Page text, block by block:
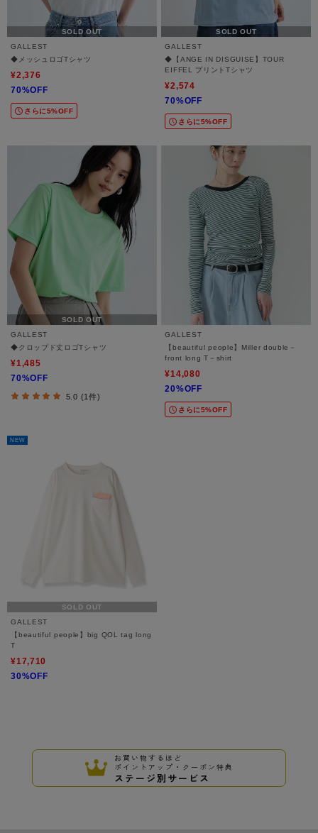
SOLD OUT
GALLEST
◆メッシュロゴTシャツ
¥2,376
70%OFF
さらに5%OFF
SOLD OUT
GALLEST
◆【ANGE IN DISGUISE】TOUR
EIFFEL プリントTシャツ
¥2,574
70%OFF
さらに5%OFF
SOLD OUT
GALLEST
◆クロップド丈ロゴTシャツ
¥1,485
70%OFF
5.0 (1件)
GALLEST
【beautiful people】Miller double－
front long T－shirt
¥14,080
20%OFF
さらに5%OFF
NEW
SOLD OUT
GALLEST
【beautiful people】big QOL tag long
T
¥17,710
30%OFF
お買い物するほど
ポイントアップ・クーポン特典
ステージ別サービス